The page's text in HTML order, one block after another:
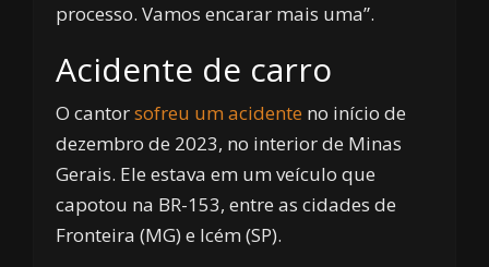
processo. Vamos encarar mais uma”.
Acidente de carro
O cantorsofreu um acidente no início de
dezembro de 2023, no interior de Minas
Gerais. Ele estava em um veículo que
capotou na BR-153, entre as cidades de
Fronteira (MG) e Icém (SP).